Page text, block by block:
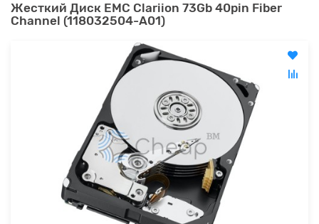
Жесткий Диск EMC Clariion 73Gb 40pin Fiber
Channel (118032504-A01)